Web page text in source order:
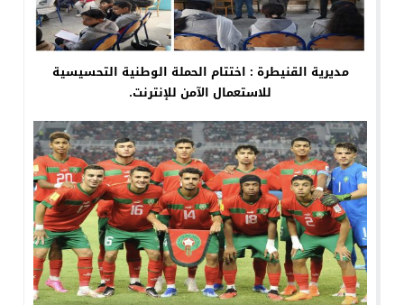
مديرية القنيطرة : اختتام الحملة الوطنية التحسيسية
للاستعمال الآمن للإنترنت.